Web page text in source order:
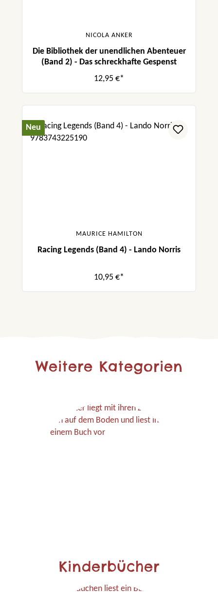
NICOLA ANKER
Die Bibliothek der unendlichen Abenteuer
(Band 2) - Das schreckhafte Gespenst
12,95 €*
Neu
MAURICE HAMILTON
Racing Legends (Band 4) - Lando Norris
10,95 €*
Weitere Kategorien
Kinderbücher